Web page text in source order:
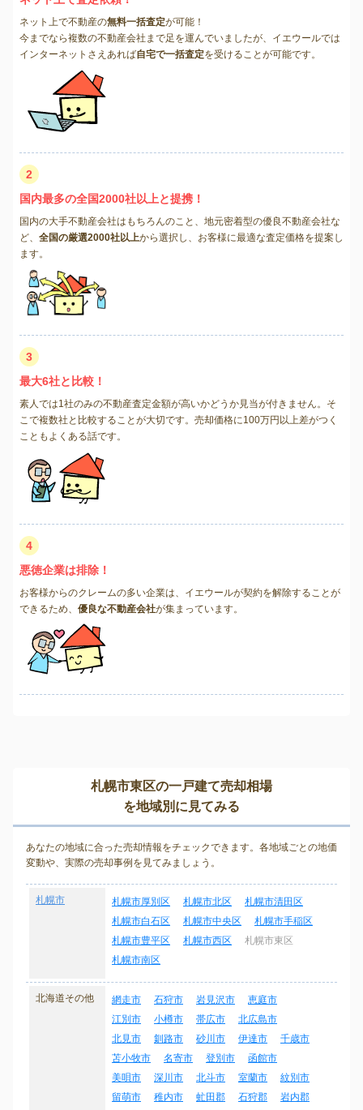
ネット上で不動産の無料一括査定が可能！
今までなら複数の不動産会社まで足を運んでいましたが、イエウールでは
インターネットさえあれば自宅で一括査定を受けることが可能です。
2
国内最多の全国2000社以上と提携！
国内の大手不動産会社はもちろんのこと、地元密着型の優良不動産会社な
ど、 全国の厳選2000社以上から選択し、お客様に最適な査定価格を提案し
ます。
3
最大6社と比較！
素人では1社のみの不動産査定金額が高いかどうか見当が付きません。そ
こで複数社と比較することが大切です。売却価格に100万円以上差がつく
こともよくある話です。
4
悪徳企業は排除！
お客様からのクレームの多い企業は、イエウールが契約を解除することが
できるため、 優良な不動産会社が集まっています。
札幌市東区の一戸建て売却相場
を地域別に見てみる
あなたの地域に合った売却情報をチェックできます。各地域ごとの地価
変動や、実際の売却事例を見てみましょう。
札幌市 札幌市厚別区 札幌市北区
札幌市清田区
札幌市白石区
札幌市中央区
札幌市手稲区
札幌市豊平区
札幌市西区
札幌市東区
札幌市南区
北海道その他 網走市 石狩市 岩見沢市
恵庭市
江別市
小樽市 帯広市
北広島市
北見市
釧路市 砂川市 伊達市
千歳市
苫小牧市
名寄市 登別市
函館市
美唄市
深川市 北斗市 室蘭市
紋別市
留萌市
稚内市 虻田郡 石狩郡
岩内郡